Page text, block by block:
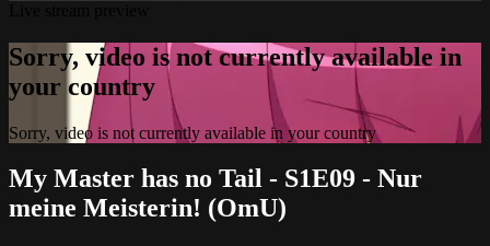
Sorry, video is not currently available in
your country
Sorry, video is not currently available in your country
My Master has no Tail - S1E09 - Nur
meine Meisterin! (OmU)